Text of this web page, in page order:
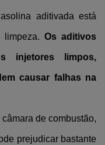
aditivada está
Os aditivos
injetores limpos,
causar falhas na
de combustão,
prejudicar bastante